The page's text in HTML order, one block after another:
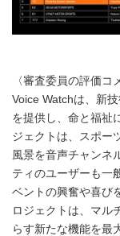
〈審査委員の評価コ
Voice Watchは、新
を提供し、命と福祉
ジェクトは、スポー
風景を音声チャンネ
ティのユーザーも一
ベントの興奮や喜び
ロジェクトは、マル
らす新たな機能を最